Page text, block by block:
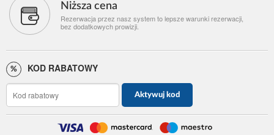
Niższa cena
Rezerwacja przez nasz system to lepsze warunki rezerwacji,
bez dodatkowych prowizji.
KOD RABATOWY
Aktywuj kod